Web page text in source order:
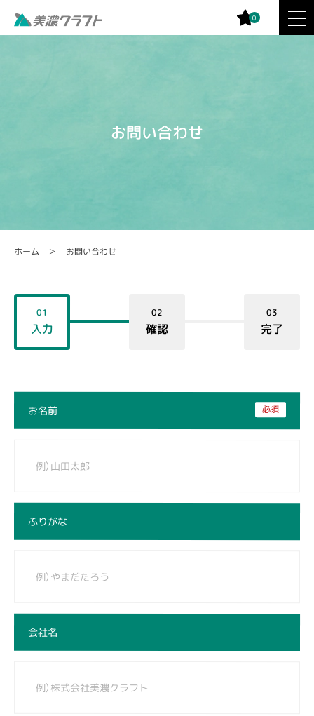
0
お問い合わせ
ホーム お問い合わせ
01
入力
02
確認
03
完了
お名前 必須
ふりがな
会社名